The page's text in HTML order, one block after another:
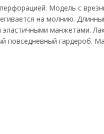
Модель с
на молнию.
эластичными манжетами.
повседневный гардероб.